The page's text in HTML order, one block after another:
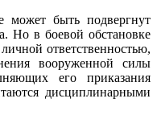
может быть подвергнут
Но в боевой обстановке
ответственностью,
вооруженной силы
его приказания
дисциплинарными